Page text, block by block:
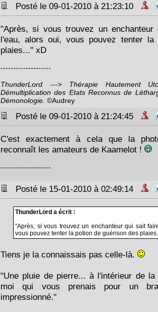
Posté le 09-01-2010 à 21:23:10
"Après, si vous trouvez un
l'eau, alors oui, vous pouvez tenter la
plaies..." xD
--------------------
ThunderLord ---> Thérapie Hautement
Démultiplication des Etats Reconnus de
Démonologie. ©Audrey
Posté le 09-01-2010 à 21:24:45
C'est exactement à cela que la
reconnaît les amateurs de Kaamelot !
--------------------
Posté le 15-01-2010 à 02:49:14
ThunderLord a écrit :
"Après, si vous trouvez un enchanteur qui sait
vous pouvez tenter la potion de guérison des
Tiens je la connaissais pas celle-là.
"Une pluie de pierre... à l'intérieur de
moi qui vous prenais pour un
impressionné."